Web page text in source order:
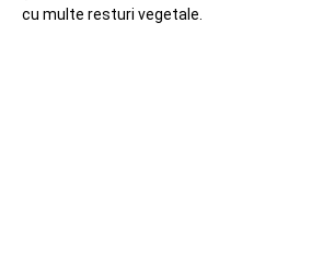
cu multe resturi vegetale.